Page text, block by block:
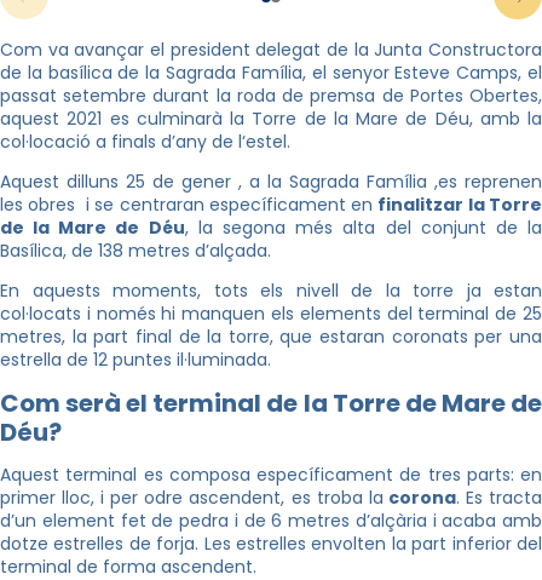
Com va avançar el president delegat de la Junta Constructora
de la basílica de la Sagrada Família, el senyor Esteve Camps, el
passat setembre durant la roda de premsa de Portes Obertes,
aquest 2021 es culminarà la Torre de la Mare de Déu, amb la
col·locació a finals d’any de l‘estel.
Aquest dilluns 25 de gener , a la Sagrada Família ,es reprenen
les obres i se centraran específicament en finalitzar la Torre
de la Mare de Déu, la segona més alta del conjunt de la
Basílica, de 138 metres d’alçada.
En aquests moments, tots els nivell de la torre ja estan
col·locats i només hi manquen els elements del terminal de 25
metres, la part final de la torre, que estaran coronats per una
estrella de 12 puntes il·luminada.
Com serà el terminal de la Torre de Mare de
Déu?
Aquest terminal es composa específicament de tres parts: en
primer lloc, i per odre ascendent, es troba la corona. Es tracta
d’un element fet de pedra i de 6 metres d’alçària i acaba amb
dotze estrelles de forja. Les estrelles envolten la part inferior del
terminal de forma ascendent.